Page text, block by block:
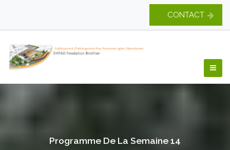
content
CONTACT
Programme De La Semaine 14